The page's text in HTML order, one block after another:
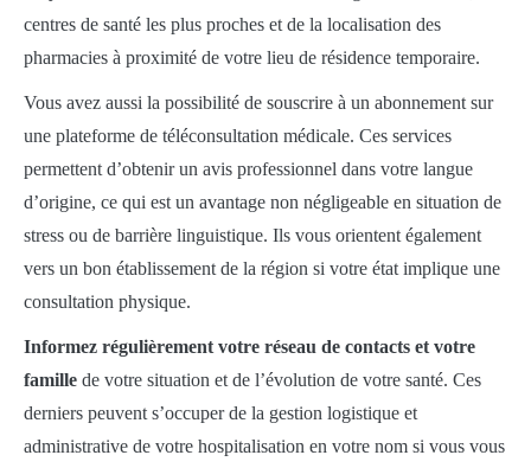
centres de santé les plus proches et de la localisation des
pharmacies à proximité de votre lieu de résidence temporaire.
Vous avez aussi la possibilité de souscrire à un abonnement sur
une plateforme de téléconsultation médicale. Ces services
permettent d’obtenir un avis professionnel dans votre langue
d’origine, ce qui est un avantage non négligeable en situation de
stress ou de barrière linguistique. Ils vous orientent également
vers un bon établissement de la région si votre état implique une
consultation physique.
Informez régulièrement votre réseau de contacts et votre
famille de votre situation et de l’évolution de votre santé. Ces
derniers peuvent s’occuper de la gestion logistique et
administrative de votre hospitalisation en votre nom si vous vous